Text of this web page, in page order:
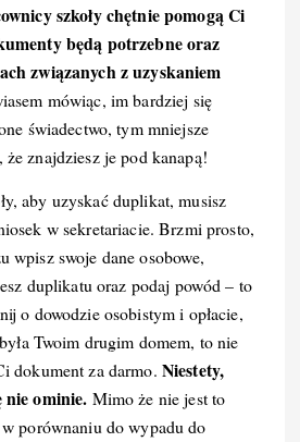
szkoły chętnie pomogą Ci
będą potrzebne oraz
związanych z uzyskaniem
mówiąc, im bardziej się
świadectwo, tym mniejsze
znajdziesz je pod kanapą!
aby uzyskać duplikat, musisz
w sekretariacie. Brzmi prosto,
wpisz swoje dane osobowe,
duplikatu oraz podaj powód – to
o dowodzie osobistym i opłacie,
Twoim drugim domem, to nie
dokument za darmo. Niestety,
nie ominie. Mimo że nie jest to
porównaniu do wypadu do